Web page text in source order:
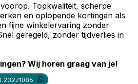
Topkwaliteit, scherpe
en oplopende kortingen als
fijne winkelervaring zonder
geregeld, zonder tijdverlies in
Wij horen graag van je!
23271085